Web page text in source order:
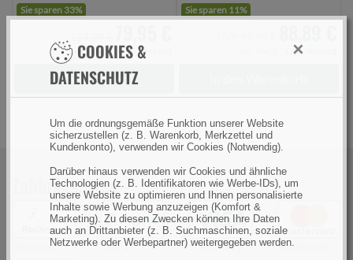
COOKIES &
DATENSCHUTZ
×
Um die ordnungsgemäße Funktion unserer Website
sicherzustellen (z. B. Warenkorb, Merkzettel und
Kundenkonto), verwenden wir Cookies (Notwendig).
Darüber hinaus verwenden wir Cookies und ähnliche
Technologien (z. B. Identifikatoren wie Werbe-IDs), um
unsere Website zu optimieren und Ihnen personalisierte
Inhalte sowie Werbung anzuzeigen (Komfort &
Marketing). Zu diesen Zwecken können Ihre Daten
auch an Drittanbieter (z. B. Suchmaschinen, soziale
Netzwerke oder Werbepartner) weitergegeben werden.
Sie sparen 33%
inkl. MwSt., zzgl. Versand
Vorbestellen
Sie sparen 11%
zzgl. Versand
Zahlungsarten
Rechnung PayPal Kreditkarte Kreditkarte